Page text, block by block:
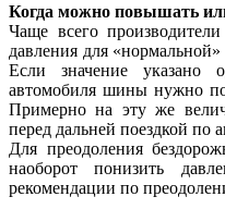
Когда можно повышать
Чаще всего
давления для
Если значение указано
автомобиля шины нужно
Примерно на эту же
перед дальней поездкой по
Для преодоления
наоборот понизить
рекомендации по